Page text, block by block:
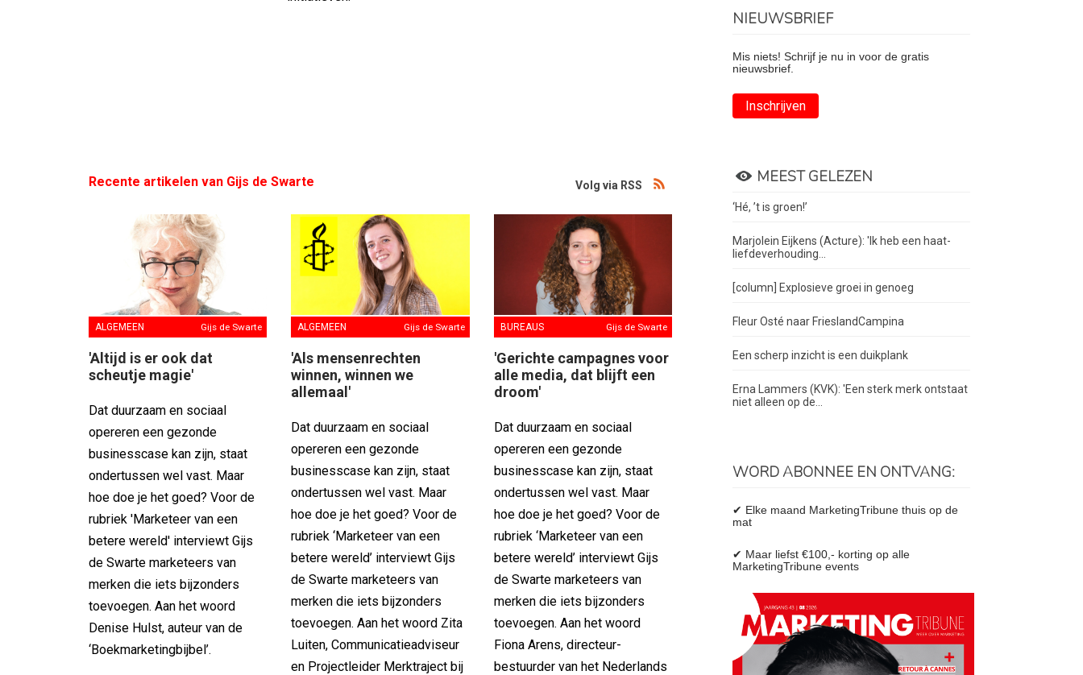
Recente artikelen van Gijs de Swarte Volg via RSS
ALGEMEEN Gijs de Swarte
'Altijd is er ook dat
scheutje magie'
Dat duurzaam en sociaal
opereren een gezonde
businesscase kan zijn, staat
ondertussen wel vast. Maar
hoe doe je het goed? Voor de
rubriek 'Marketeer van een
betere wereld' interviewt Gijs
de Swarte marketeers van
merken die iets bijzonders
toevoegen. Aan het woord
Denise Hulst, auteur van de
‘Boekmarketingbijbel’.
ALGEMEEN Gijs de Swarte
'Als mensenrechten
winnen, winnen we
allemaal'
Dat duurzaam en sociaal
opereren een gezonde
businesscase kan zijn, staat
ondertussen wel vast. Maar
hoe doe je het goed? Voor de
rubriek ‘Marketeer van een
betere wereld’ interviewt Gijs
de Swarte marketeers van
merken die iets bijzonders
toevoegen. Aan het woord Zita
Luiten, Communicatieadviseur
en Projectleider Merktraject bij
BUREAUS Gijs de Swarte
'Gerichte campagnes voor
alle media, dat blijft een
droom'
Dat duurzaam en sociaal
opereren een gezonde
businesscase kan zijn, staat
ondertussen wel vast. Maar
hoe doe je het goed? Voor de
rubriek ‘Marketeer van een
betere wereld’ interviewt Gijs
de Swarte marketeers van
merken die iets bijzonders
toevoegen. Aan het woord
Fiona Arens, directeur-
bestuurder van het Nederlands
NIEUWSBRIEF
Mis niets! Schrijf je nu in voor de gratis
nieuwsbrief.
Inschrijven
MEEST GELEZEN
‘Hé, ’t is groen!’
Marjolein Eijkens (Acture): 'Ik heb een haat-
liefdeverhouding...
[column] Explosieve groei in genoeg
Fleur Osté naar FrieslandCampina
Een scherp inzicht is een duikplank
Erna Lammers (KVK): 'Een sterk merk ontstaat
niet alleen op de...
WORD ABONNEE EN ONTVANG:
✔ Elke maand MarketingTribune thuis op de
mat
✔ Maar liefst €100,- korting op alle
MarketingTribune events